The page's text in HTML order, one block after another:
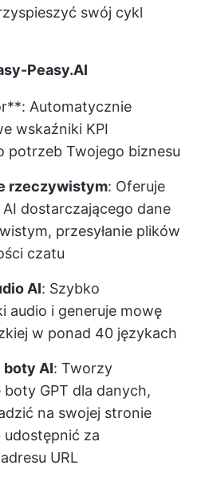
swój cykl
Peasy.AI
Automatycznie
wskaźniki KPI
potrzeb Twojego biznesu
rzeczywistym: Oferuje
dostarczającego dane
przesyłanie plików
czatu
AI: Szybko
audio i generuje mowę
w ponad 40 językach
boty AI: Tworzy
GPT dla danych,
na swojej stronie
za
URL